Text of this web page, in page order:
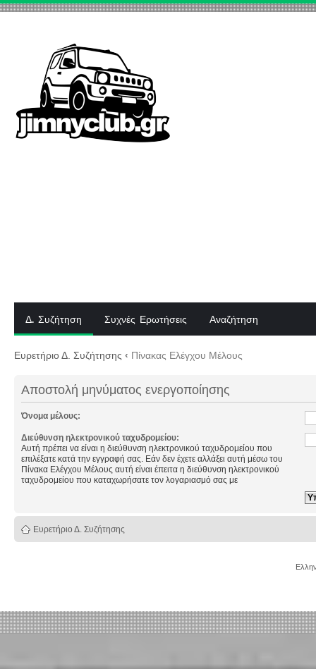
Δ. Συζήτηση Συχνές Ερωτήσεις Αναζήτηση
Ευρετήριο Δ. Συζήτησης ‹ Πίνακας Ελέγχου Μέλους
Αποστολή μηνύματος ενεργοποίησης
Όνομα μέλους:
Διεύθυνση ηλεκτρονικού ταχυδρομείου:
Αυτή πρέπει να είναι η διεύθυνση ηλεκτρονικού ταχυδρομείου που
επιλέξατε κατά την εγγραφή σας. Εάν δεν έχετε αλλάξει αυτή μέσω του
Πίνακα Ελέγχου Μέλους αυτή είναι έπειτα η διεύθυνση ηλεκτρονικού
ταχυδρομείου που καταχωρήσατε τον λογαριασμό σας με
Ευρετήριο Δ. Συζήτησης